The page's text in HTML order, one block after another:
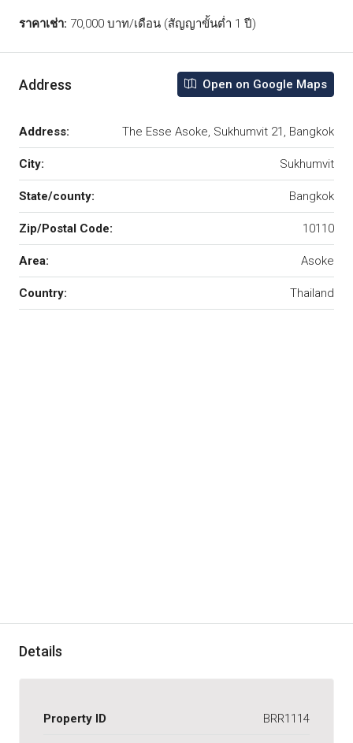
ราคาเช่า: 70,000 บาท/เดือน (สัญญาขั้นต่ำ 1 ปี)
Address Open on Google Maps
Address: The Esse Asoke, Sukhumvit 21, Bangkok
City: Sukhumvit
State/county: Bangkok
Zip/Postal Code: 10110
Area: Asoke
Country: Thailand
Details
Property ID BRR1114